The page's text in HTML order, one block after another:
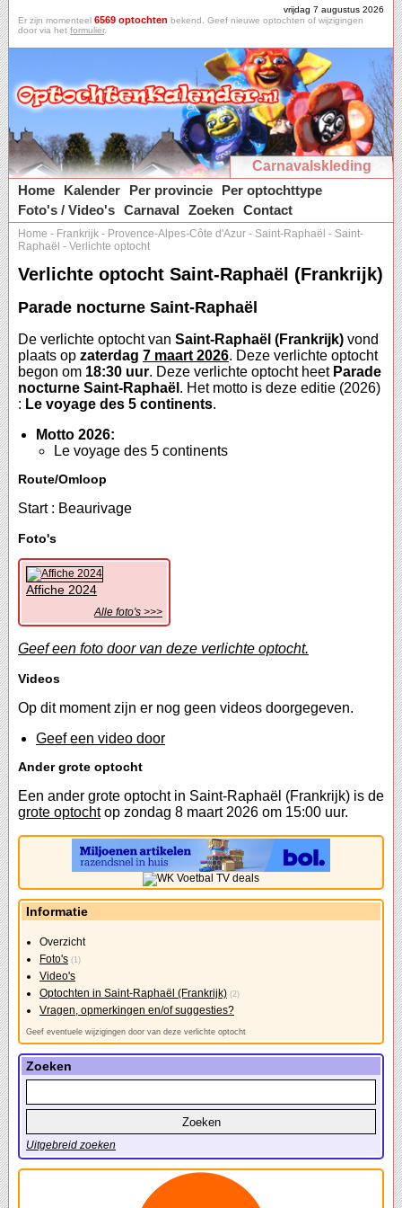
vrijdag 7 augustus 2026
Er zijn momenteel 6569 optochten bekend. Geef nieuwe optochten of wijzigingen
door via het formulier.
Carnavalskleding
Home
Kalender Per provincie
Per optochttype
Foto's / Video's Carnaval Zoeken Contact
Home - Frankrijk - Provence-Alpes-Côte d'Azur - Saint-Raphaël - Saint-
Raphaël - Verlichte optocht
Verlichte optocht Saint-Raphaël (Frankrijk)
Parade nocturne Saint-Raphaël
De verlichte optocht van Saint-Raphaël (Frankrijk) vond
plaats op zaterdag 7 maart 2026. Deze verlichte optocht
begon om 18:30 uur. Deze verlichte optocht heet Parade
nocturne Saint-Raphaël . Het motto is deze editie (2026)
: Le voyage des 5 continents.
Motto 2026:
Le voyage des 5 continents
Route/Omloop
Start : Beaurivage
Foto's
Affiche 2024
Alle foto's >>>
Geef een foto door van deze verlichte optocht.
Videos
Op dit moment zijn er nog geen videos doorgegeven.
Geef een video door
Ander grote optocht
Een ander grote optocht in Saint-Raphaël (Frankrijk) is de
grote optochtop zondag 8 maart 2026 om 15:00 uur.
Informatie
Overzicht
Foto's (1)
Video's
Optochten in Saint-Raphaël (Frankrijk) (2)
Vragen, opmerkingen en/of suggesties?
Geef eventuele wijzigingen door van deze verlichte optocht
Zoeken
Uitgebreid zoeken